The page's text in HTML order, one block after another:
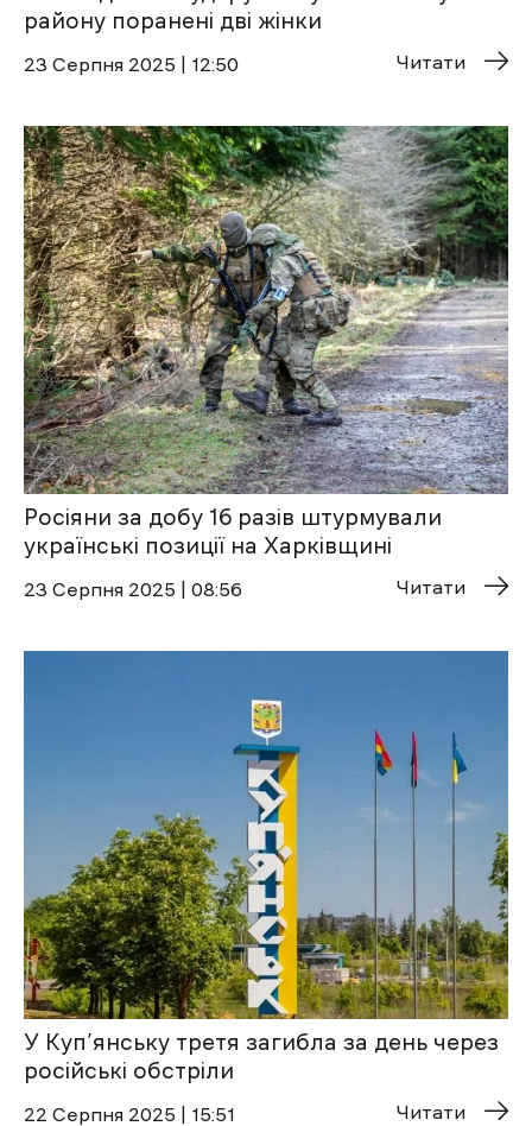
району поранені дві жінки
23 Cерпня 2025 | 12:50 Читати
Росіяни за добу 16 разів штурмували
українські позиції на Харківщині
23 Cерпня 2025 | 08:56 Читати
У Куп’янську третя загибла за день через
російські обстріли
22 Cерпня 2025 | 15:51 Читати